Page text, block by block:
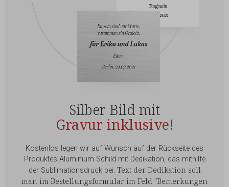
Silber Bild mit
Gravur inklusive!
Kostenlos legen wir auf Wunsch auf der Rückseite des
Produktes Aluminium Schild mit Dedikation, das mithilfe
der Sublimationsdruck bei. Text der Dedikation soll
man im Bestellungsformular im Feld "Bemerkungen